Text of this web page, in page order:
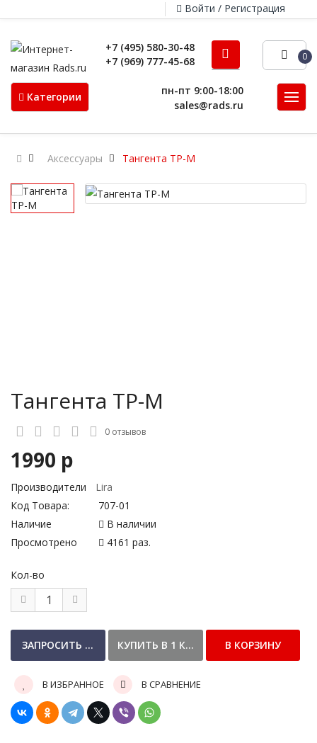
Войти / Регистрация
+7 (495) 580-30-48
+7 (969) 777-45-68
0
Категории
пн-пт 9:00-18:00
sales@rads.ru
Аксессуары Тангента ТP-M
Тангента ТP-M
0 отзывов
1990 р
Производители
Lira
Код Товара:
707-01
Наличие
В наличии
Просмотрено
4161 раз.
Кол-во
В ИЗБРАННОЕ В СРАВНЕНИЕ